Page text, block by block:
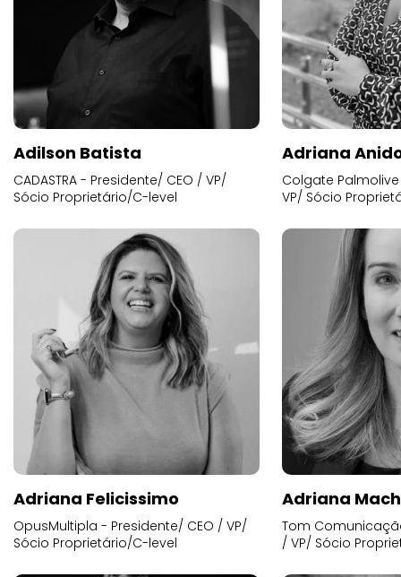
Adilson Batista
CADASTRA - Presidente/ CEO / VP/
Sócio Proprietário/C-level
Adriana
Colgate
VP/ Sócio
Adriana Felicissimo
OpusMultipla - Presidente/ CEO / VP/
Sócio Proprietário/C-level
Adriana
Tom
/ VP/ Sócio